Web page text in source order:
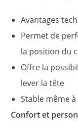
Avantages
Permet de
la position du
Offre la
lever la tête
Stable même
Confort et